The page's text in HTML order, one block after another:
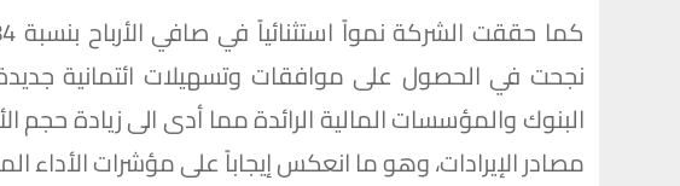
البنوك والمؤسسات المالية الرائدة مما أدى الى زيادة
مصادر الإيرادات، وهو ما انعكس إيجاباً على مؤشرات الأداء